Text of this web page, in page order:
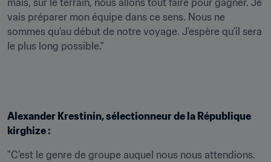
mais, sur le terrain, nous allons tout faire pour gagner. Je
vais préparer mon équipe dans ce sens. Nous ne
sommes qu’au début de notre voyage. J’espère qu’il sera
le plus long possible."
Alexander Krestinin, sélectionneur de la République
kirghize :
"C’est le genre de groupe auquel nous nous attendions.